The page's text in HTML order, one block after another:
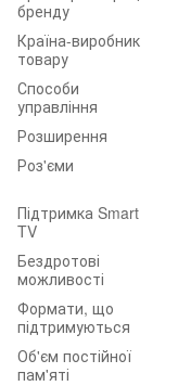
бренду
Країна-виробник
товару
Способи
управління
Розширення
Роз'єми
Підтримка Smart
TV
Бездротові
можливості
Формати, що
підтримуються
Об'єм постійної
пам'яті